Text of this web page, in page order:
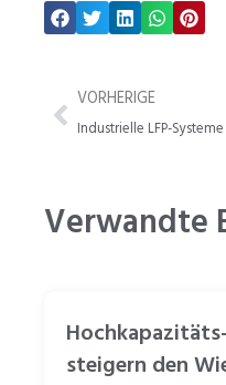
Zurück
VORHERIGE
Verwandte
steigern den